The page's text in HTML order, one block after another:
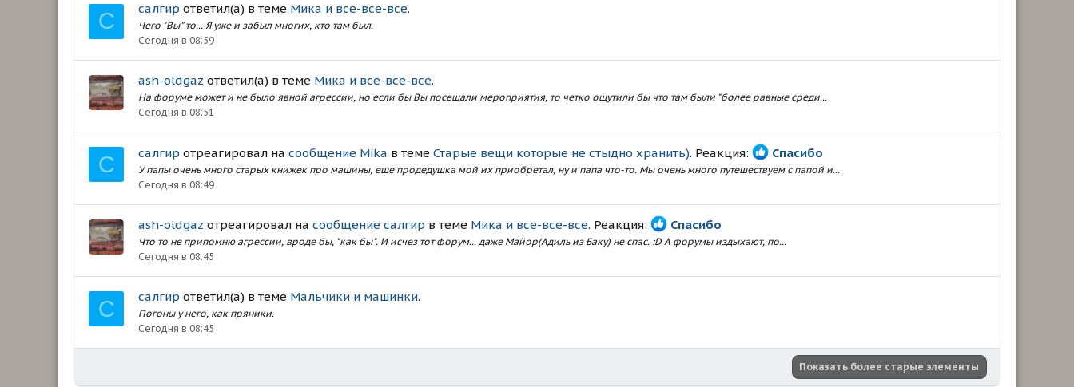
С салгир ответил(а) в теме Мика и все-все-все.
Чего "Вы" то... Я уже и забыл многих, кто там был.
Сегодня в 08:59
ash-oldgaz ответил(а) в теме Мика и все-все-все.
На форуме может и не было явной агрессии, но если бы Вы посещали мероприятия, то четко ощутили бы что там были "более равные среди...
Сегодня в 08:51
С салгир отреагировал на сообщение Mika в теме Старые вещи которые не стыдно хранить). Реакция: Спасибо
У папы очень много старых книжек про машины, еще продедушка мой их приобретал, ну и папа что-то. Мы очень много путешествуем с папой и...
Сегодня в 08:49
ash-oldgaz отреагировал на сообщение салгир в теме Мика и все-все-все. Реакция: Спасибо
Что то не припомню агрессии, вроде бы, "как бы". И исчез тот форум... даже Майор(Адиль из Баку) не спас. :D А форумы издыхают, по...
Сегодня в 08:45
С салгир ответил(а) в теме Мальчики и машинки.
Погоны у него, как пряники.
Сегодня в 08:45
Показать более старые элементы